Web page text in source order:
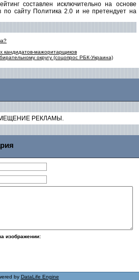
составлен исключительно на основе
по сайту Политика 2.0 и не претендует на
кандидатов-мажоритарщиков
округу (соцопрос РБК-Украина)
РЕКЛАМЫ.
изображении:
by DataLife Engine